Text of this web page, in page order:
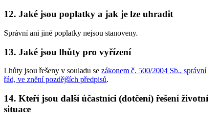
12. Jaké jsou poplatky a jak je lze uhradit
Správní ani jiné poplatky nejsou stanoveny.
13. Jaké jsou lhůty pro vyřízení
Lhůty jsou řešeny v souladu se zákonem č. 500/2004 Sb., správní
řád, ve znění pozdějších předpisů.
14. Kteří jsou další účastníci (dotčení) řešení životní
situace